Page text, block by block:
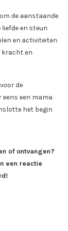
de aanstaande
en steun
en activiteiten
kracht en
de
een mama
het begin
of ontvangen?
een reactie